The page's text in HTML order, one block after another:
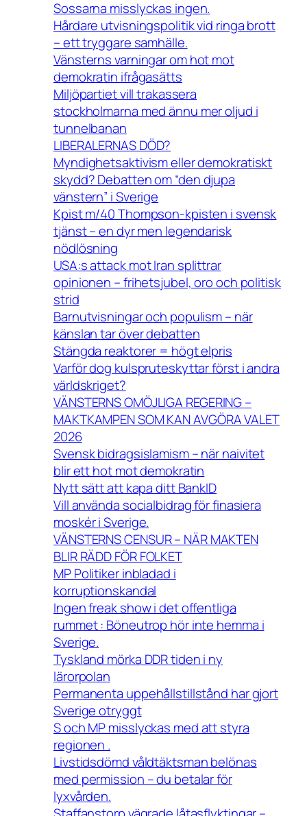
Sossarna misslyckas ingen.
Hårdare utvisningspolitik vid ringa brott
– ett tryggare samhälle.
Vänsterns varningar om hot mot
demokratin ifrågasätts
Miljöpartiet vill trakassera
stockholmarna med ännu mer oljud i
tunnelbanan
LIBERALERNAS DÖD?
Myndighetsaktivism eller demokratiskt
skydd? Debatten om “den djupa
vänstern” i Sverige
Kpist m/40 Thompson-kpisten i svensk
tjänst – en dyr men legendarisk
nödlösning
USA:s attack mot Iran splittrar
opinionen – frihetsjubel, oro och politisk
strid
Barnutvisningar och populism – när
känslan tar över debatten
Stängda reaktorer = högt elpris
Varför dog kulspruteskyttar först i andra
världskriget?
VÄNSTERNS OMÖJLIGA REGERING –
MAKTKAMPEN SOM KAN AVGÖRA VALET
2026
Svensk bidragsislamism – när naivitet
blir ett hot mot demokratin
Nytt sätt att kapa ditt BankID
Vill använda socialbidrag för finasiera
moskér i Sverige.
VÄNSTERNS CENSUR – NÄR MAKTEN
BLIR RÄDD FÖR FOLKET
MP Politiker inbladad i
korruptionskandal
Ingen freak show i det offentliga
rummet : Böneutrop hör inte hemma i
Sverige.
Tyskland mörka DDR tiden i ny
lärorpolan
Permanenta uppehållstillstånd har gjort
Sverige otryggt
S och MP misslyckas med att styra
regionen .
Livstidsdömd våldtäktsman belönas
med permission – du betalar för
lyxvården.